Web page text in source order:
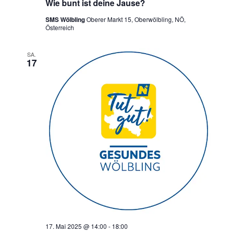
Wie bunt ist deine Jause?
SMS WölblingOberer Markt 15, Oberwölbling, NÖ,
Österreich
SA.
17
17. Mai 2025 @ 14:00 - 18:00